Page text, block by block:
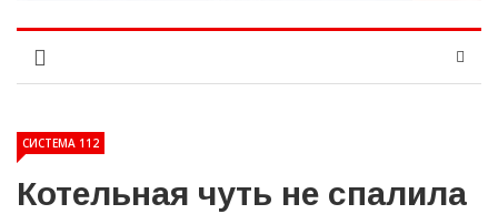
СИСТЕМА 112
Котельная чуть не спалила